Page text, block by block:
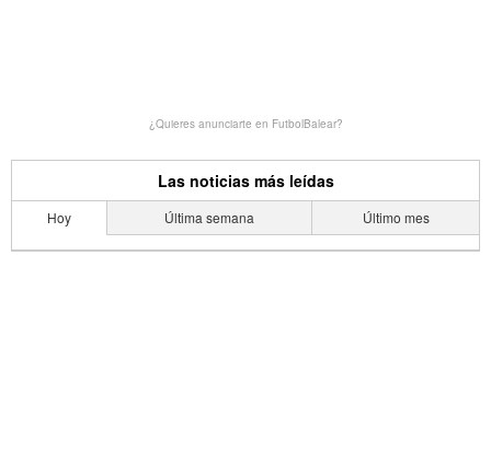
¿Quieres anunciarte en FutbolBalear?
Las noticias más leídas
Hoy Última semana Último mes